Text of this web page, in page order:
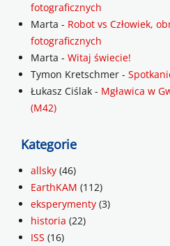
fotograficznych
Marta - Robot vs Człowiek,
fotograficznych
Marta - Witaj świecie!
Tymon Kretschmer -
Łukasz Ciślak - Mgławica w
(M42)
Kategorie
allsky (46)
EarthKAM (112)
eksperymenty (3)
historia (22)
ISS (16)